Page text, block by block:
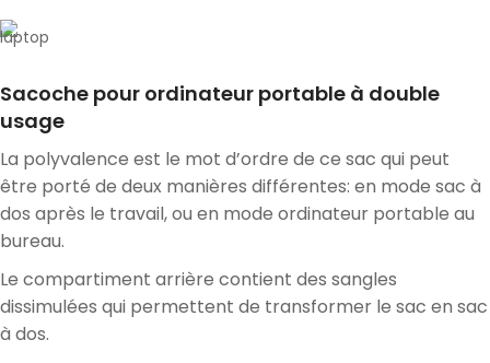
Sacoche pour ordinateur portable à double
usage
La polyvalence est le mot d’ordre de ce sac qui peut
être porté de deux manières différentes: en mode sac à
dos après le travail, ou en mode ordinateur portable au
bureau.
Le compartiment arrière contient des sangles
dissimulées qui permettent de transformer le sac en sac
à dos.